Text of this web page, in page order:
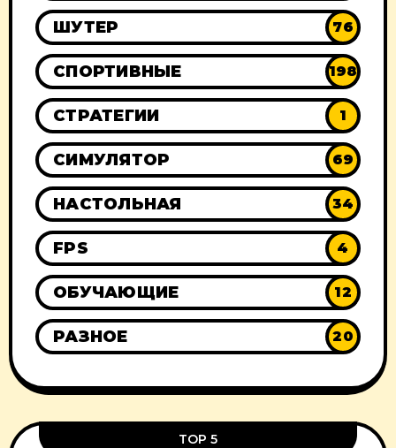
ШУТЕР 76
СПОРТИВНЫЕ 198
СТРАТЕГИИ 1
СИМУЛЯТОР 69
НАСТОЛЬНАЯ 34
FPS 4
ОБУЧАЮЩИЕ 12
РАЗНОЕ 20
TOP 5